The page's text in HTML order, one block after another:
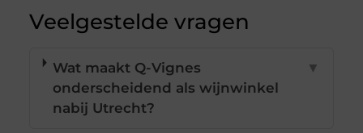
Veelgestelde vragen
Wat maakt Q-Vignes
onderscheidend als wijnwinkel
nabij Utrecht?
▼